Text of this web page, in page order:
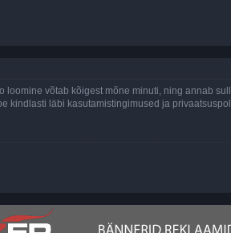
võtab kõigest mõne minuti, ning annab
kindlasti läbi kasutamistingimused ja